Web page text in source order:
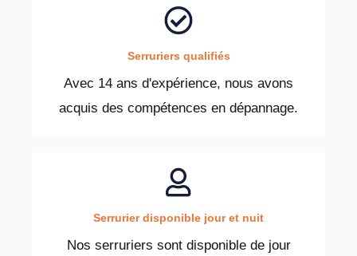
Serruriers qualifiés
Avec 14 ans d'expérience, nous avons
acquis des compétences en dépannage.
Serrurier disponible jour et nuit
Nos serruriers sont disponible de jour